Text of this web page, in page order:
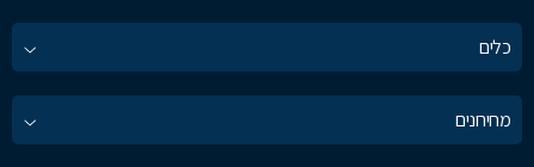
כלים
מחירונים